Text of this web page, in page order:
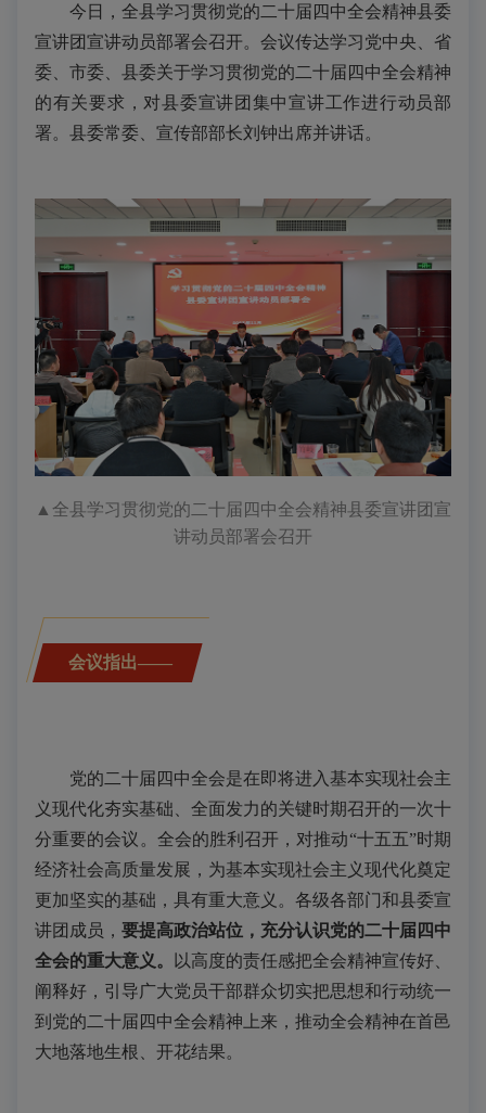
今日，全县学习贯彻党的二十届四中全会精神县委
宣讲团宣讲动员部署会召开。会议传达学习党中央、省
委、市委、县委关于学习贯彻党的二十届 四中全会精神
的有关要求， 对县委宣讲团集中宣讲工作进行动员部
署。县委常委、宣传部部长刘钟出席并讲话。
▲ 全县学习贯彻党的二十届四中全会精神县委宣讲团宣
讲动员部署会召开
会议指出——
党的二十届四中全会是在即将进入基本实现社会主
义现代化夯实基础、全面发力的关键时期召开的一次十
分重要的会议。全会的胜利召开，对推动“十五五”时期
经济社会高质量发展，为基本实现社会主义现代化奠定
更加坚实的基础，具有重大意义。 各级各部门和县委宣
讲团成员 ， 要提高政治站位，充分认识党的二十届四中
全会的重大意义。
以高度的责任感把全会精神宣传好、
阐释好，引导广大党员干部群众切实把思想和行动统一
到党的二十届四中全会精神上来，推动全会精神在首邑
大地落地生根、开花结果。